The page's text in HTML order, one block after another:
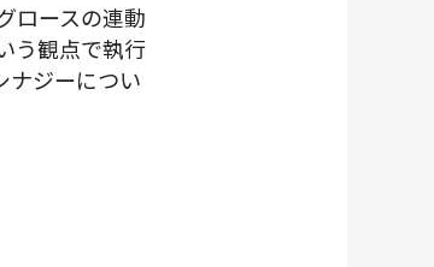
ロースの連動
う観点で執行
ナジーについ